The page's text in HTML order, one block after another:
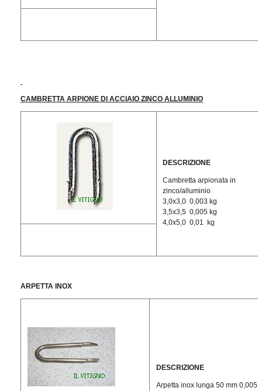
CAMBRETTA ARPIONE DI ACCIAIO ZINCO ALLUMINIO
DESCRIZIONE
Cambretta arpionata in
zinco/alluminio
3,0x3,0 0,003 kg
3,5x3,5 0,005 kg
4,0x5,0 0,01 kg
ARPETTA INOX
DESCRIZIONE
Arpetta inox lunga 50 mm 0,005